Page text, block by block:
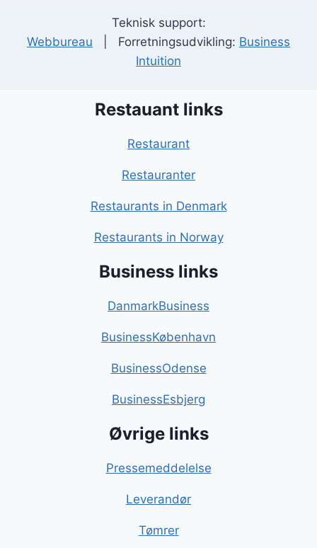
Teknisk support:
Webbureau | Forretningsudvikling: Business
Intuition
Restauant links
Restaurant
Restauranter
Restaurants in Denmark
Restaurants in Norway
Business links
DanmarkBusiness
BusinessKøbenhavn
BusinessOdense
BusinessEsbjerg
Øvrige links
Pressemeddelelse
Leverandør
Tømrer